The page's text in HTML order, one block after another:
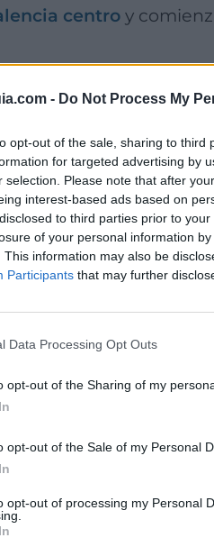
- Do Not Process My
opt-out of the sale, sharing to
for targeted advertising by
selection. Please note that after
interest-based ads based on
to third parties prior to
of your personal information
This information may also be
Participants that may further
Data Processing Opt Outs
opt-out of the Sharing of my
opt-out of the Sale of my Personal
opt-out of processing my Personal
centro y
es uno de los más
animal, también
en el entorno que
pescado, huevos o
su falafel rosa,
son sus
La